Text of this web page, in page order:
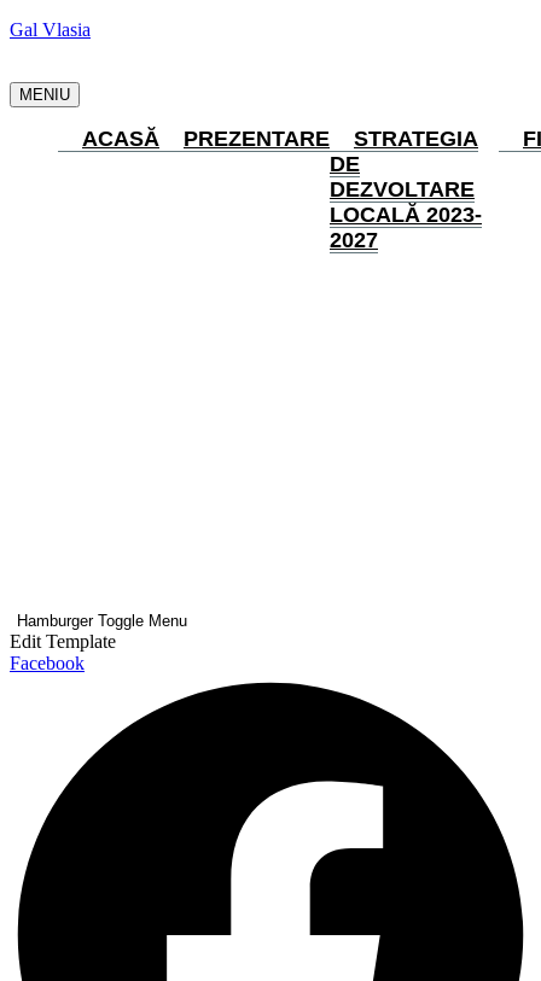
Gal Vlasia
MENIU
ACASĂ PREZENTARE
STRATEGIA
DE
DEZVOLTARE
LOCALĂ 2023-
2027
Hamburger Toggle Menu
Edit Template
Facebook